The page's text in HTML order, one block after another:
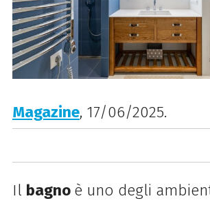
Magazine, 17/06/2025.
Il bagno è uno degli